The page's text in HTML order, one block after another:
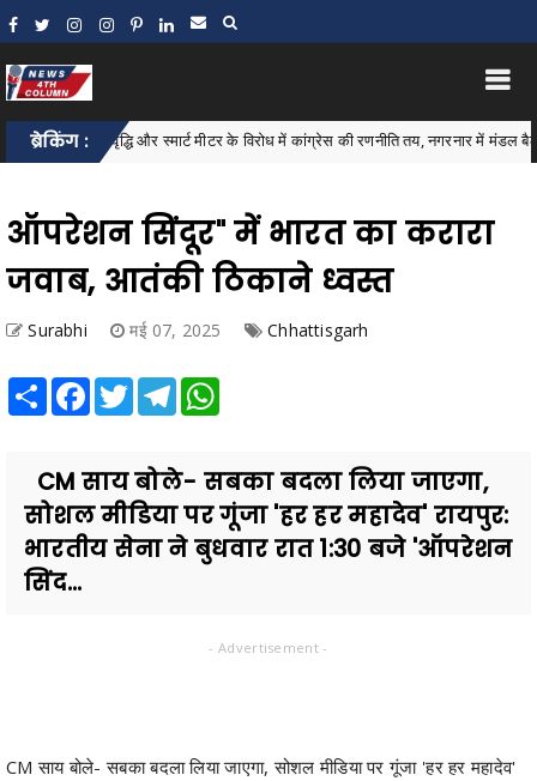
ब्रेकिंग :
बिल वृद्धि और स्मार्ट मीटर के विरोध में कांग्रेस की रणनीति तय, नगरनार में मंडल बैठक संपन्न
ऑपरेशन सिंदूर" में भारत का करारा
जवाब, आतंकी ठिकाने ध्वस्त
Surabhi मई 07, 2025 Chhattisgarh
Share Facebook
TwitterTelegram
CM साय बोले- सबका बदला लिया जाएगा,
सोशल मीडिया पर गूंजा 'हर हर महादेव' रायपुर:
भारतीय सेना ने बुधवार रात 1:30 बजे 'ऑपरेशन
सिंद...
- Advertisement -
CM साय बोले- सबका बदला लिया जाएगा, सोशल मीडिया पर गूंजा 'हर हर महादेव'